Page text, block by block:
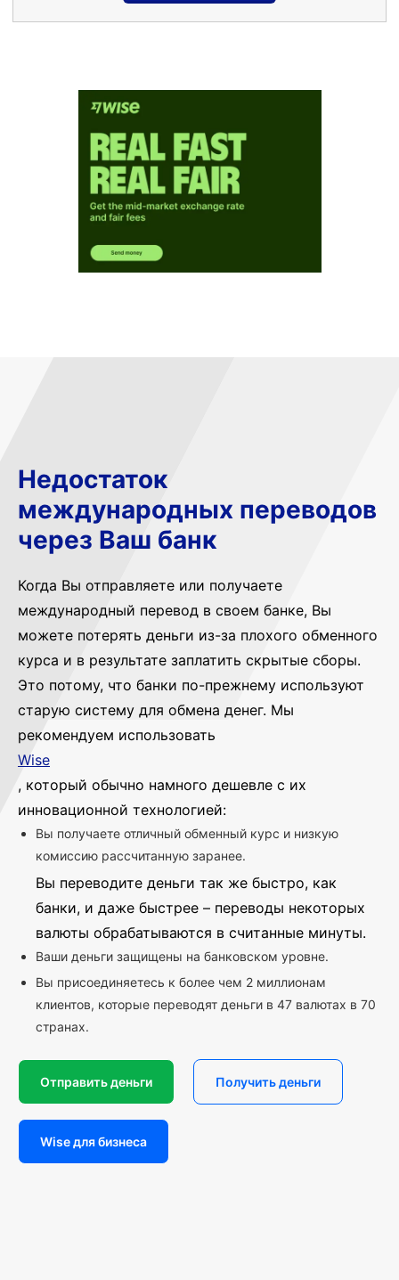
Недостаток
международных переводов
через Ваш банк
Когда Вы отправляете или получаете
международный перевод в своем банке, Вы
можете потерять деньги из-за плохого обменного
курса и в результате заплатить скрытые сборы.
Это потому, что банки по-прежнему используют
старую систему для обмена денег. Мы
рекомендуем использовать
Wise
, который обычно намного дешевле с их
инновационной технологией:
Вы получаете отличный обменный курс и низкую
комиссию рассчитанную заранее.
Вы переводите деньги так же быстро, как
банки, и даже быстрее – переводы некоторых
валюты обрабатываются в считанные минуты.
Ваши деньги защищены на банковском уровне.
Вы присоединяетесь к более чем 2 миллионам
клиентов, которые переводят деньги в 47 валютах в 70
странах.
Отправить деньги Получить деньги
Wise для бизнеса